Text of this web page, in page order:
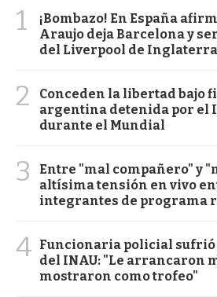
1
¡Bombazo! En España
Araujo deja Barcelona y
del Liverpool de Inglaterra
2
Conceden la libertad bajo
argentina detenida por el
durante el Mundial
3
Entre "mal compañero" y
altísima tensión en vivo
integrantes de programa
4 Funcionaria policial sufrió
del INAU: "Le arrancaron
mostraron como trofeo"